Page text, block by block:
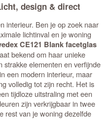
design & direct
interieur. Ben je op zoek naar
lichtinval en je woning
CE121 Blank facetglas
bekend om haar unieke
strakke elementen en verfijnde
een modern interieur, maar
volledig tot zijn recht. Het is
tijdloze uitstraling met een
zijn verkrijgbaar in twee
rest van je woning dezelfde